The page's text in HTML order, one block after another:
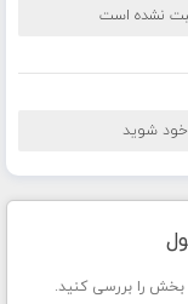
نشده است
خود شوید
بخش را بررسی کنید.